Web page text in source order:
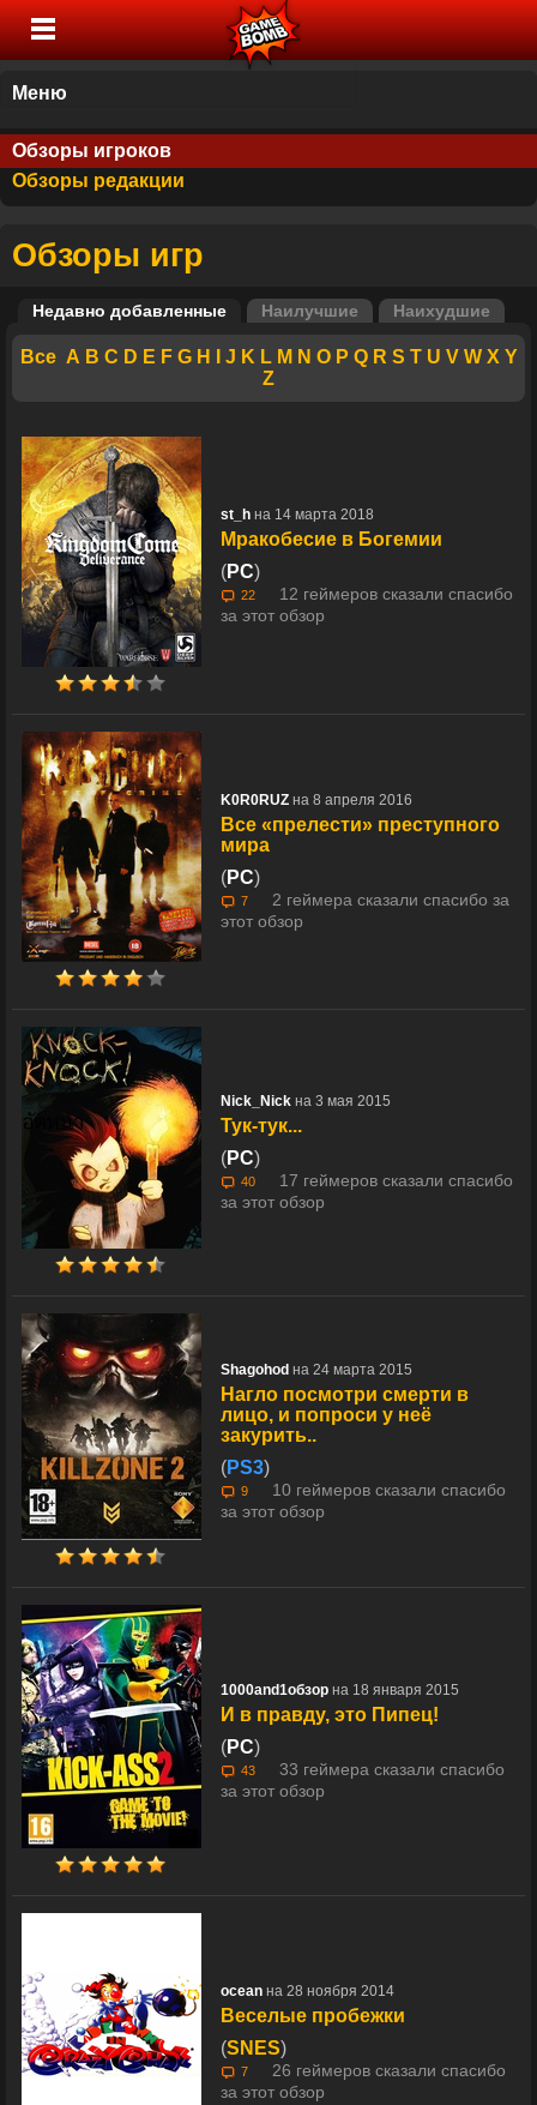
Меню
Обзоры игроков
Обзоры редакции
Обзоры игр
Недавно добавленные Наилучшие Наихудшие
Все A B C D E F G H J K L M N O P Q R S T U V W X Y
Z
st_h на 14 марта 2018
Мракобесие в Богемии
(PC)
22
12 геймеров сказали спасибо
за этот обзор
K0R0RUZ на 8 апреля 2016
Все «прелести» преступного
мира
(PC)
7
2 геймера сказали спасибо за
этот обзор
Nick_Nick на 3 мая 2015
Тук-тук...
(PC)
40
17 геймеров сказали спасибо
за этот обзор
Shagohоd на 24 марта 2015
Нагло посмотри смерти в
лицо, и попроси у неё
закурить..
(PS3)
9
10 геймеров сказали спасибо
за этот обзор
1000and1обзор на 18 января 2015
И в правду, это Пипец!
(PC)
43
33 геймера сказали спасибо
за этот обзор
ocean на 28 ноября 2014
Веселые пробежки
(SNES)
7
26 геймеров сказали спасибо
за этот обзор